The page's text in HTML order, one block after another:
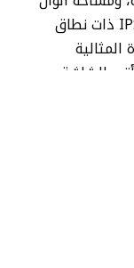
sRGB بنسبة 115%. وتعتمد على لوحة IPS ذات نطاق
الشاشة